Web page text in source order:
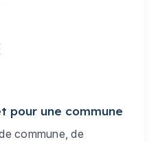
pour une commune
commune, de